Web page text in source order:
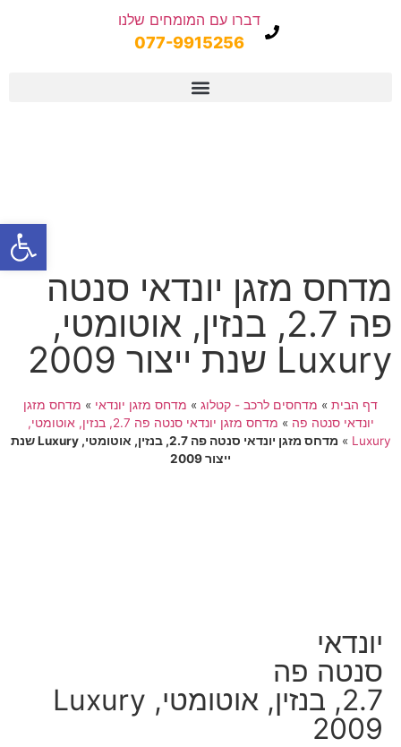
דברו עם המומחים שלנו
077-9915256
מדחס מזגן יונדאי סנטה
פה 2.7, בנזין, אוטומטי,
Luxury שנת ייצור 2009
דף הבית » מדחסים לרכב - קטלוג » מדחס מזגן יונדאי » מדחס מזגן
יונדאי סנטה פה »
מדחס מזגן יונדאי סנטה פה 2.7, בנזין, אוטומטי,
Luxury
»
מדחס מזגן יונדאי סנטה פה 2.7, בנזין, אוטומטי, Luxury שנת
ייצור 2009
יונדאי
סנטה פה
2.7, בנזין, אוטומטי, Luxury
2009